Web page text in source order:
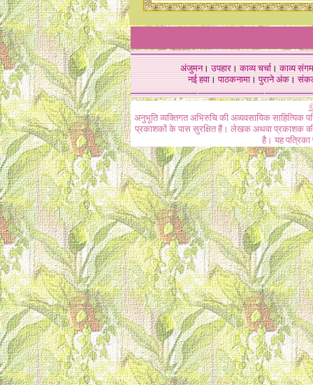
अंजुमन।उपहार।काव्य चर्चा।काव्य संगम
नई हवा। पाठकनामा। पुराने अंक।
अनुभूति व्यक्तिगत अभिरुचि की अव्यवसायिक
प्रकाशकों के पास सुरक्षित हैं। लेखक अथवा प्रकाशक की
है। यह पत्रिका